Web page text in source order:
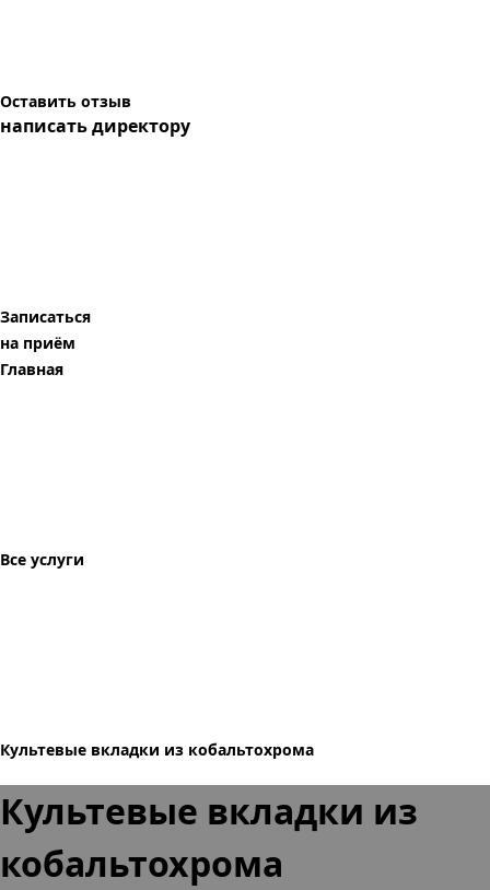
Оставить отзыв
написать директору
Записаться
на приём
Главная
Все услуги
Культевые вкладки из кобальтохрома
Культевые вкладки из
кобальтохрома